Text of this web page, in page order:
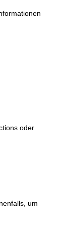
oder
um